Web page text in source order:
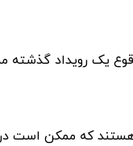
یک رویداد
که ممکن است